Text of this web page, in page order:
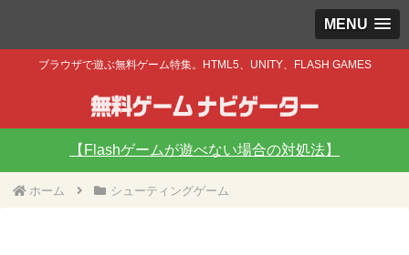
MENU
ブラウザで遊ぶ無料ゲーム特集。HTML5、UNITY、FLASH GAMES
【Flashゲームが遊べない場合の対処法】
ホーム シューティングゲーム